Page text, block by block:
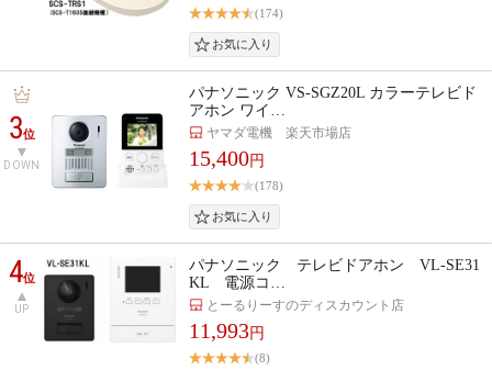
(174)
3位
DOWN
パナソニック VS-SGZ20L カラーテレビド
アホン ワイ…
ヤマダ電機 楽天市場店
15,400円
(178)
4位
UP
パナソニック テレビドアホン VL-SE31
KL 電源コ…
とーるりーすのディスカウント店
11,993円
(8)